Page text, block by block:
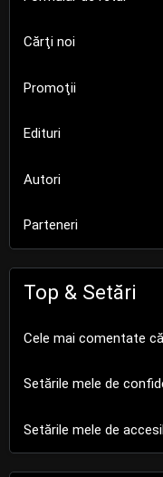
Cărţi noi
Promoţii
Edituri
Autori
Parteneri
Top & Setări
Cele mai comentate
Setările mele de
Setările mele de